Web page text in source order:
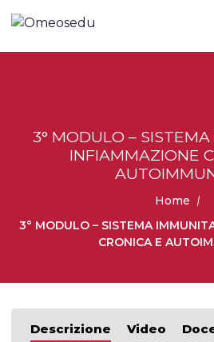
3° MODULO –
INFIAMMAZIONE
Home
3° MODULO – SISTEMA
CRONICA E
Descrizione Video